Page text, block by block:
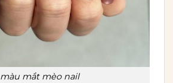
màu mắt mèo nail